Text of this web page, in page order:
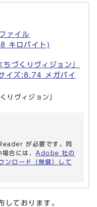
ァイル
キロバイト)
づくりヴィジョン」
イズ:8.74 メガバイ
りヴィジョン」
が必要です。同
合には、 Adobe 社の
ロード（無償）して
ております。